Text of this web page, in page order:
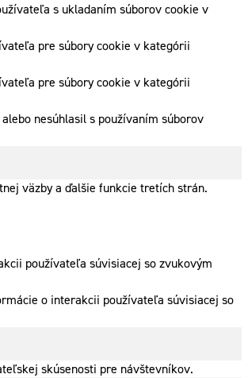
s ukladaním súborov cookie v
pre súbory cookie v kategórii
pre súbory cookie v kategórii
nesúhlasil s používaním súborov
väzby a ďalšie funkcie tretích strán.
používateľa súvisiacej so zvukovým
o interakcii používateľa súvisiacej so
skúsenosti pre návštevníkov.